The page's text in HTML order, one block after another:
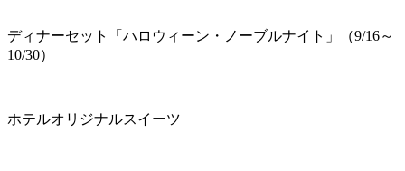
ディナーセット「ハロウィーン・ノーブルナイト」（9/16～
10/30）
ホテルオリジナルスイーツ